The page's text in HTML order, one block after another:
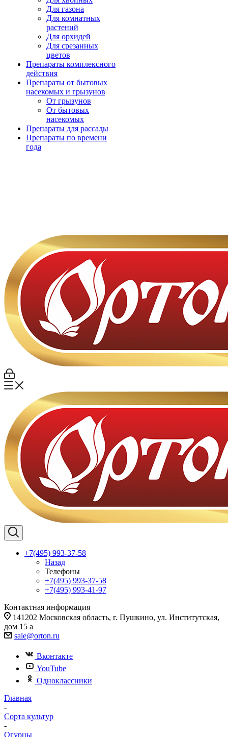
Для газона
Для комнатных
растений
Для орхидей
Для срезанных
цветов
Препараты комплексного
действия
Препараты от бытовых
насекомых и грызунов
От грызунов
От бытовых
насекомых
Препараты для рассады
Препараты по времени
года
+7(495) 993-37-58
Назад
Телефоны
+7(495) 993-37-58
+7(495) 993-41-97
Контактная информация
141202 Московская область, г. Пушкино, ул. Институтская,
дом 15 а
sale@orton.ru
Вконтакте
YouTube
Одноклассники
Главная
-
Сорта культур
-
Огурцы